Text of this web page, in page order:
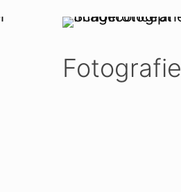
Fotografie